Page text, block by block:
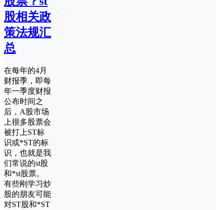
股相关政
策法规汇
总
在每年的4月
财报季，即每
年一季度财报
公布时间之
后，A股市场
上很多股票会
被打上ST标
识或*ST的标
识，也就是我
们常说的st股
和*st股票。
有些刚学习炒
股的朋友可能
对ST股和*ST